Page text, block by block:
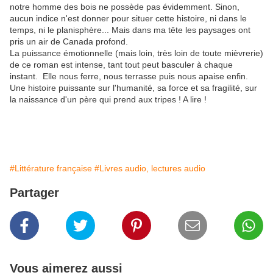
notre homme des bois ne possède pas évidemment. Sinon,
aucun indice n'est donner pour situer cette histoire, ni dans le
temps, ni le planisphère... Mais dans ma tête les paysages ont
pris un air de Canada profond.
La puissance émotionnelle (mais loin, très loin de toute mièvrerie)
de ce roman est intense, tant tout peut basculer à chaque
instant. Elle nous ferre, nous terrasse puis nous apaise enfin.
Une histoire puissante sur l'humanité, sa force et sa fragilité, sur
la naissance d'un père qui prend aux tripes ! A lire !
#Littérature française #Livres audio, lectures audio
Partager
Vous aimerez aussi